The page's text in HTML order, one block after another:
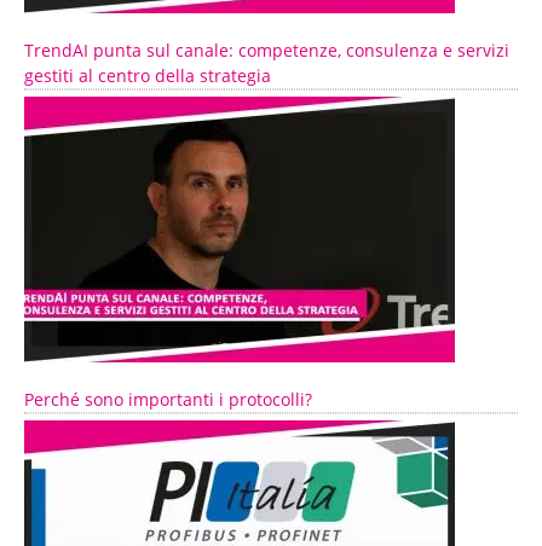
TrendAI punta sul canale: competenze, consulenza e servizi
gestiti al centro della strategia
Perché sono importanti i protocolli?